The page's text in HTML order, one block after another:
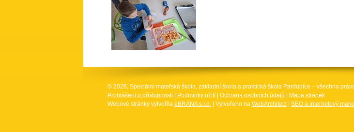
© 2026, Speciální mateřská škola, základní škola a praktická škola Pardubice – všechna
Prohlášení o přístupnosti
Podmínky užití Ochrana osobních údajů
Mapa stránek
Webové stránky vytvořila eBRÁNA s.r.o. | Vytvořeno na WebArchitect| SEO a internetový